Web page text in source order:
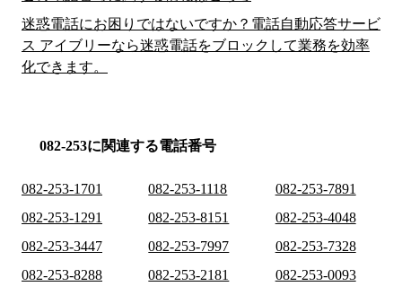
迷惑電話にお困りではないですか？電話自動応答サービ
ス アイブリーなら迷惑電話をブロックして業務を効率
化できます。
082-253に関連する電話番号
082-253-1701 082-253-1118
082-253-7891
082-253-1291
082-253-8151
082-253-4048
082-253-3447
082-253-7997
082-253-7328
082-253-8288
082-253-2181 082-253-0093